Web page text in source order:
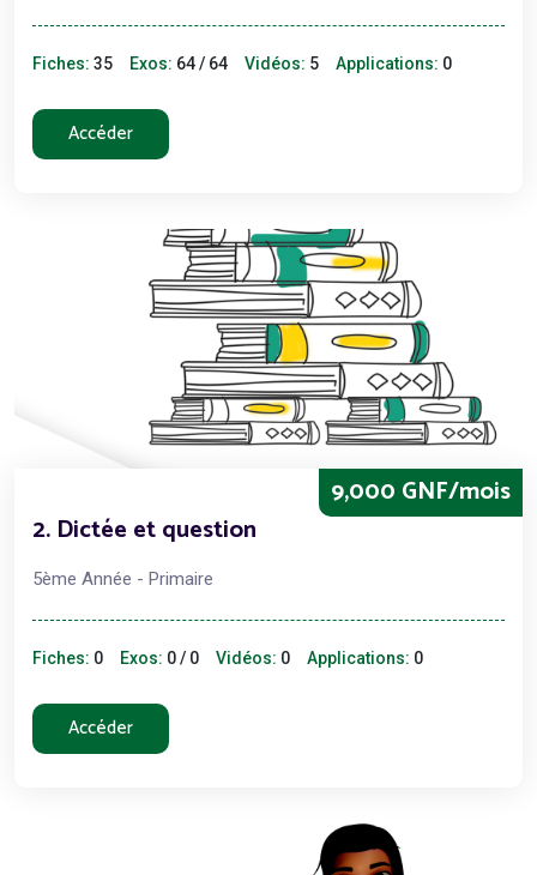
Fiches: 35 Exos: 64 / 64 Vidéos: 5 Applications: 0
Accéder
9,000 GNF/mois
2. Dictée et question
5ème Année - Primaire
Fiches: 0 Exos: 0 / 0 Vidéos: 0 Applications: 0
Accéder